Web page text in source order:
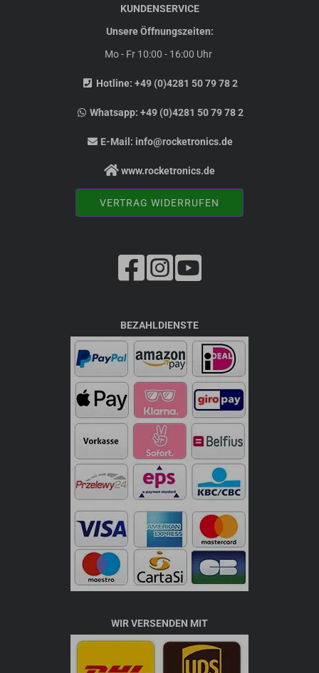
KUNDENSERVICE
Unsere Öffnungszeiten:
Mo - Fr 10:00 - 16:00 Uhr
Hotline: +49 (0)4281 50 79 78 2
Whatsapp:+49 (0)4281 50 79 78 2
E-Mail: info@rocketronics.de
www.rocketronics.de
VERTRAG WIDERRUFEN
BEZAHLDIENSTE
WIR VERSENDEN MIT